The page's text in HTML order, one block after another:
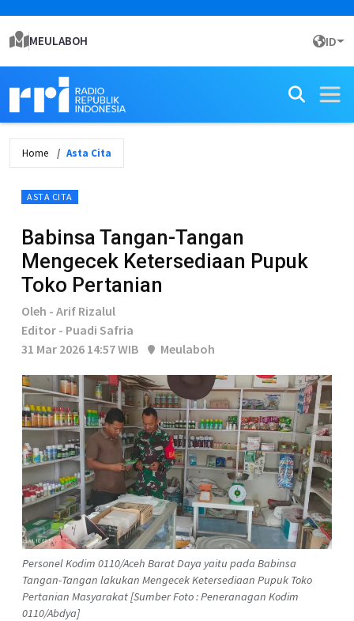
MEULABOH ID
Home Asta Cita
ASTA CITA
Babinsa Tangan-Tangan
Mengecek Ketersediaan Pupuk
Toko Pertanian
Oleh - Arif Rizalul
Editor - Puadi Safria
31 Mar 2026 14:57 WIB
Meulaboh
Personel Kodim 0110/Aceh Barat Daya yaitu pada Babinsa
Tangan-Tangan lakukan Mengecek Ketersediaan Pupuk Toko
Pertanian Masyarakat [Sumber Foto : Peneranagan Kodim
0110/Abdya]